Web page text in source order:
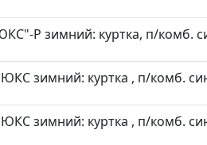
Р зимний: куртка, п/комб.
зимний: куртка , п/комб.
зимний: куртка , п/комб.